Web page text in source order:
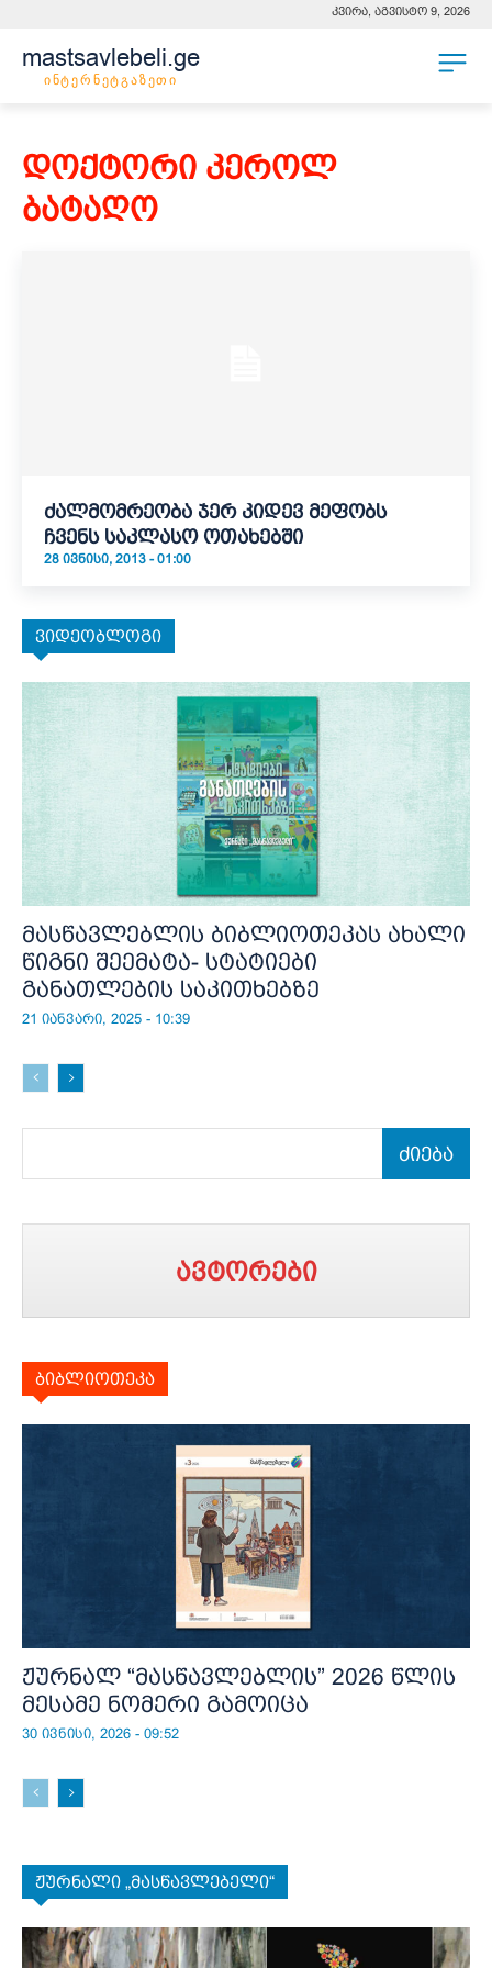
კვირა, აგვისტო 9, 2026
mastsavlebeli.ge
ინტერნეტგაზეთი
დოქტორი კეროლ
ბატაღო
ძალმომრეობა ჯერ კიდევ მეფობს
ჩვენს საკლასო ოთახებში
28 ᲘᲕᲜᲘᲡᲘ, 2013 - 01:00
ვიდეობლოგი
მასწავლებლის ბიბლიოთეკას ახალი
წიგნი შეემატა- სტატიები
განათლების საკითხებზე
21 იანვარი, 2025 - 10:39
ძიება
ავტორები
ბიბლიოთეკა
ჟურნალ “მასწავლებლის” 2026 წლის
მესამე ნომერი გამოიცა
30 ივნისი, 2026 - 09:52
ჟურნალი „მასწავლებელი“